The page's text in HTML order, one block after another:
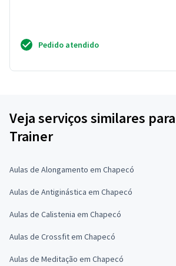
Pedido atendido
Veja serviços similares
Trainer
Aulas de Alongamento em Chapecó
Aulas de Antiginástica em Chapecó
Aulas de Calistenia em Chapecó
Aulas de Crossfit em Chapecó
Aulas de Meditação em Chapecó